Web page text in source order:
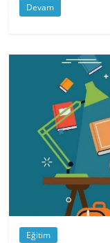
Devam
Eğitim